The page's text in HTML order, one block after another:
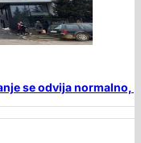
se odvija